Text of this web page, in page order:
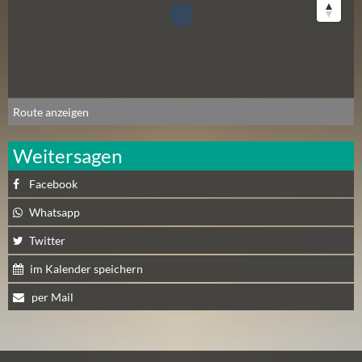
S
T
1
7
S
E
P
T
E
B
Route anzeigen
Weitersagen
Facebook
Whatsapp
Twitter
im Kalender speichern
per Mail